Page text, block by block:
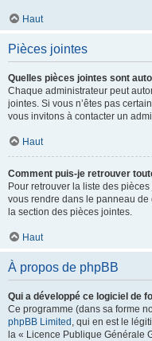
Haut
Pièces jointes
Quelles pièces jointes sont
Chaque administrateur peut
jointes. Si vous n’êtes pas
vous invitons à contacter un
Haut
Comment puis-je retrouver
Pour retrouver la liste des
vous rendre dans le panneau de
la section des pièces jointes.
Haut
À propos de phpBB
Qui a développé ce logiciel de
Ce programme (dans sa forme
phpBB Limited , qui en est le
la « Licence Publique Générale